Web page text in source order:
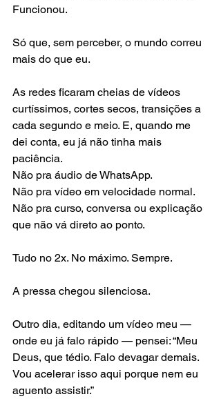
Funcionou.
Só que, sem perceber, o mundo correu
mais do que eu.
As redes ficaram cheias de vídeos
curtíssimos, cortes secos, transições a
cada segundo e meio. E, quando me
dei conta, eu já não tinha mais
paciência.
Não pra áudio de WhatsApp.
Não pra vídeo em velocidade normal.
Não pra curso, conversa ou explicação
que não vá direto ao ponto.
Tudo no 2x. No máximo. Sempre.
A pressa chegou silenciosa.
Outro dia, editando um vídeo meu —
onde eu já falo rápido — pensei: “Meu
Deus, que tédio. Falo devagar demais.
Vou acelerar isso aqui porque nem eu
aguento assistir.”